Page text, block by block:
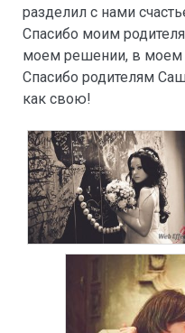
разделил с нами
Спасибо моим
моем решении, в
Спасибо родителям
как свою!